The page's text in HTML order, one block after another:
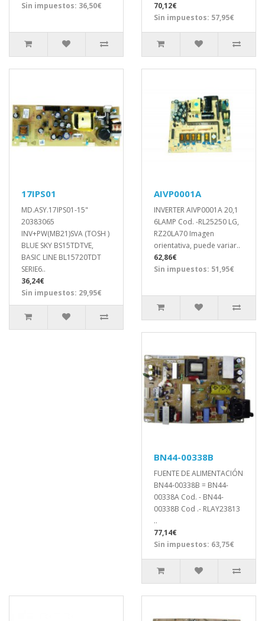
Sin impuestos: 36,50€
70,12€
Sin impuestos: 57,95€
17IPS01
MD.ASY.17IPS01-15"
20383065
INV+PW(MB21)SVA (TOSH )
BLUE SKY BS15TDTVE,
BASIC LINE BL15720TDT
SERIE6..
36,24€
Sin impuestos: 29,95€
AIVP0001A
INVERTER AIVP0001A 20,1
6LAMP Cod. -RL25250 LG,
RZ20LA70 Imagen
orientativa, puede variar..
62,86€
Sin impuestos: 51,95€
BN44-00338B
FUENTE DE ALIMENTACIÓN
BN44-00338B = BN44-
00338A Cod. - BN44-
00338B Cod .- RLAY23813
..
77,14€
Sin impuestos: 63,75€